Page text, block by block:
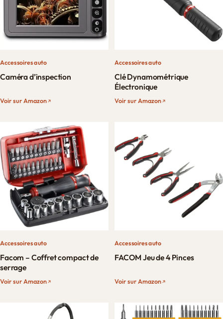
Accessoires auto
Caméra d’inspection
Voir sur Amazon
Accessoires auto
Clé Dynamométrique
Électronique
Voir sur Amazon
Accessoires auto
Facom – Coffret compact de
serrage
Voir sur Amazon
Accessoires auto
FACOM Jeu de 4 Pinces
Voir sur Amazon